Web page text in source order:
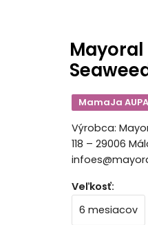
MamaJa
Výrobca:
118 – 29006
Veľkosť:
6 mesiacov